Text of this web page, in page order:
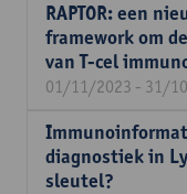
RAPTOR: een
framework om
van T-cel
01/11/2023 - 31/
diagnostiek in
sleutel?